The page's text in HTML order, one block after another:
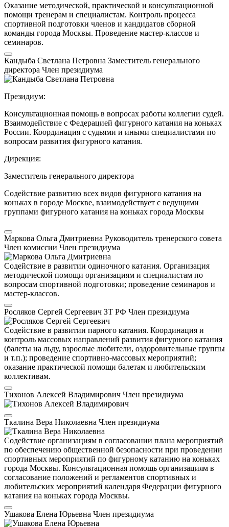
Оказание методической, практической и консультационной
помощи тренерам и специалистам. Контроль процесса
спортивной подготовки членов и кандидатов сборной
команды города Москвы. Проведение мастер-классов и
семинаров.
Кандыба Светлана Петровна Заместитель генерального
директора Член президиума
Президиум:
Консультационная помощь в вопросах работы коллегии судей.
Взаимодействие с Федерацией фигурного катания на коньках
России. Координация с судьями и иными специалистами по
вопросам развития фигурного катания.
Дирекция:
Заместитель генерального директора
Содействие развитию всех видов фигурного катания на
коньках в городе Москве, взаимодействует с ведущими
группами фигурного катания на коньках города Москвы
Маркова Ольга Дмитриевна Руководитель тренерского совета
Член комиссии Член президиума
Содействие в развитии одиночного катания. Организация
методической помощи организациям и специалистам по
вопросам спортивной подготовки; проведение семинаров и
мастер-классов.
Росляков Сергей Сергеевич ЗТ РФ Член президиума
Содействие в развитии парного катания. Координация и
контроль массовых направлений развития фигурного катания
(балеты на льду, взрослые любители, оздоровительные группы
и т.п.); проведение спортивно-массовых мероприятий;
оказание практической помощи балетам и любительским
коллективам.
Тихонов Алексей Владимирович Член президиума
Ткалина Вера Николаевна Член президиума
Содействие организациям в согласовании плана мероприятий
по обеспечению общественной безопасности при проведении
спортивных мероприятий по фигурному катанию на коньках
города Москвы. Консультационная помощь организациям в
согласование положений и регламентов спортивных и
любительских мероприятий календаря Федерации фигурного
катания на коньках города Москвы.
Ушакова Елена Юрьевна Член президиума